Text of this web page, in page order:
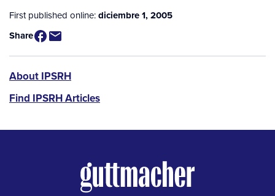
First published online:diciembre 1, 2005
Share
IPSRH
About IPSRH
Find IPSRH Articles